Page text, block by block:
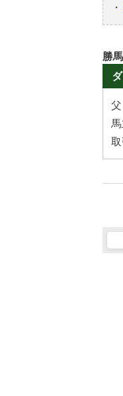
・
勝